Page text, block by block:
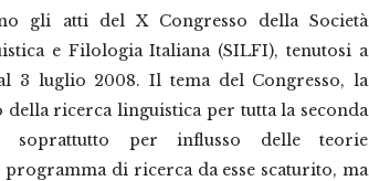
gli atti del X Congresso della Società
e Filologia Italiana (SILFI), tenutosi a
3 luglio 2008. Il tema del Congresso, la
della ricerca linguistica per tutta la seconda
soprattutto per influsso delle teorie
programma di ricerca da esse scaturito, ma